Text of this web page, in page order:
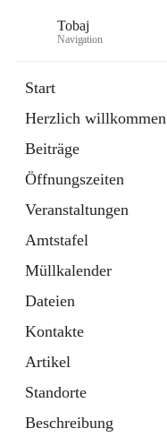
Tobaj
Navigation
Start
Herzlich willkommen
Beiträge
Öffnungszeiten
Veranstaltungen
Amtstafel
Müllkalender
Dateien
Kontakte
Artikel
Standorte
Beschreibung
Externe Webseite
in
Tab
Formulare
2 Schnellzugriffe